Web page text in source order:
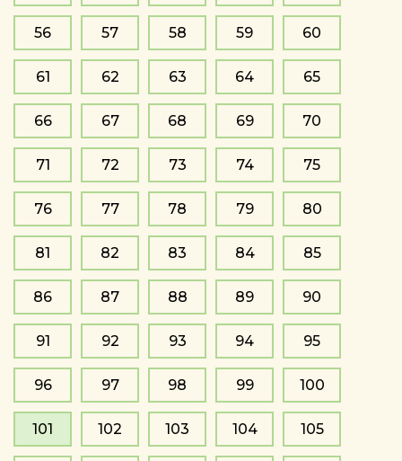
56 57 58 59 60
61 62 63 64 65
66 67 68 69 70
71 72 73 74 75
76 77 78 79 80
81 82 83 84 85
86 87 88 89 90
91 92 93 94 95
96 97 98 99 100
101 102 103 104 105